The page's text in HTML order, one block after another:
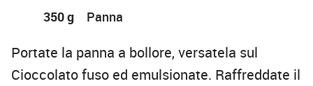
350 g
Panna
Portate la panna a bollore, versatela sul
Cioccolato fuso ed emulsionate. Raffreddate il